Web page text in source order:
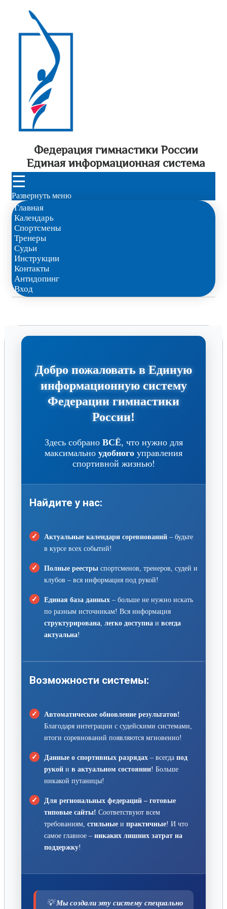
Федерация гимнастики России
Единая информационная система
☰
Развернуть меню
Главная
Календарь
Спортсмены
Тренеры
Судьи
Инструкции
Контакты
Антидопинг
Вход
Добро пожаловать в Единую
информационную систему
Федерации гимнастики
России!
Здесь собрано ВСЁ, что нужно для
максимально удобного управления
спортивной жизнью!
Найдите у нас:
Актуальные календари соревнований– будьте
в курсе всех событий!
Полные реестрыспортсменов, тренеров, судей и
клубов – вся информация под рукой!
Единая база данных– больше не нужно искать
по разным источникам! Вся информация
структурирована, легко доступнаи всегда
актуальна!
Возможности системы:
Автоматическое обновление результатов!
Благодаря интеграции с судейскими системами,
итоги соревнований появляются мгновенно!
Данные о спортивных разрядах– всегда под
рукойи в актуальном состоянии! Больше
никакой путаницы!
Для региональных федераций – готовые
типовые сайты! Соответствуют всем
требованиям, стильныеи практичные! И что
самое главное – никаких лишних затрат на
поддержку!
💡Мы создали эту систему специально